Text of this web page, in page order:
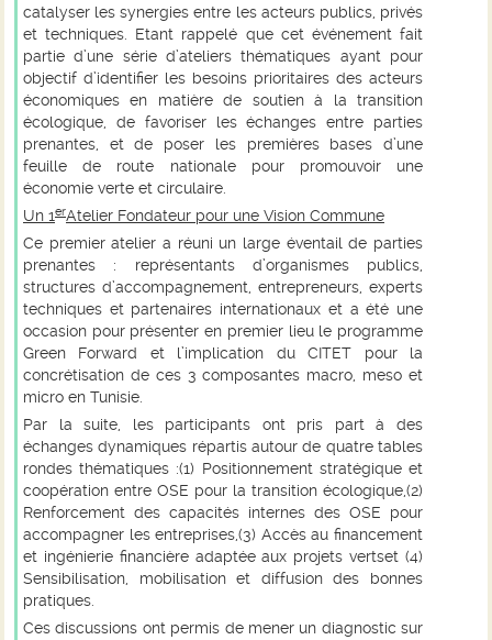
catalyser les synergies entre les acteurs publics, privés
et techniques. Etant rappelé que cet événement fait
partie d’une série d’ateliers thématiques ayant pour
objectif d’identifier les besoins prioritaires des acteurs
économiques en matière de soutien à la transition
écologique, de favoriser les échanges entre parties
prenantes, et de poser les premières bases d’une
feuille de route nationale pour promouvoir une
économie verte et circulaire.
Un 1erAtelier Fondateur pour une Vision Commune
Ce premier atelier a réuni un large éventail de parties
prenantes : représentants d’organismes publics,
structures d’accompagnement, entrepreneurs, experts
techniques et partenaires internationaux et a été une
occasion pour présenter en premier lieu le programme
Green Forward et l’implication du CITET pour la
concrétisation de ces 3 composantes macro, meso et
micro en Tunisie.
Par la suite, les participants ont pris part à des
échanges dynamiques répartis autour de quatre tables
rondes thématiques :(1) Positionnement stratégique et
coopération entre OSE pour la transition écologique,(2)
Renforcement des capacités internes des OSE pour
accompagner les entreprises,(3) Accès au financement
et ingénierie financière adaptée aux projets vertset (4)
Sensibilisation, mobilisation et diffusion des bonnes
pratiques.
Ces discussions ont permis de mener un diagnostic sur